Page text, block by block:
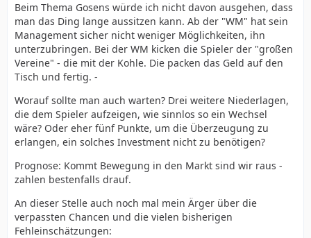
Beim Thema Gosens würde ich nicht davon ausgehen, dass
man das Ding lange aussitzen kann. Ab der "WM" hat sein
Management sicher nicht weniger Möglichkeiten, ihn
unterzubringen. Bei der WM kicken die Spieler der "großen
Vereine" - die mit der Kohle. Die packen das Geld auf den
Tisch und fertig. -
Worauf sollte man auch warten? Drei weitere Niederlagen,
die dem Spieler aufzeigen, wie sinnlos so ein Wechsel
wäre? Oder eher fünf Punkte, um die Überzeugung zu
erlangen, ein solches Investment nicht zu benötigen?
Prognose: Kommt Bewegung in den Markt sind wir raus -
zahlen bestenfalls drauf.
An dieser Stelle auch noch mal mein Ärger über die
verpassten Chancen und die vielen bisherigen
Fehleinschätzungen: